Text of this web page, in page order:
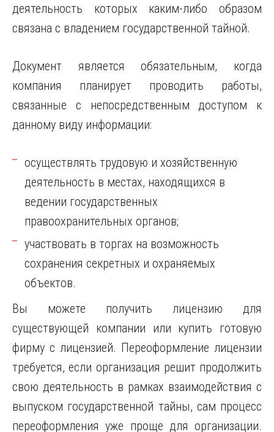
деятельность которых каким-либо образом
связана с владением государственной тайной.
Документ является обязательным, когда
компания планирует проводить работы,
связанные с непосредственным доступом к
данному виду информации:
осуществлять трудовую и хозяйственную
деятельность в местах, находящихся в
ведении государственных
правоохранительных органов;
участвовать в торгах на возможность
сохранения секретных и охраняемых
объектов.
Вы можете получить лицензию для
существующей компании или купить готовую
фирму с лицензией. Переоформление лицензии
требуется, если организация решит продолжить
свою деятельность в рамках взаимодействия с
выпуском государственной тайны, сам процесс
переоформления уже проще для организации.